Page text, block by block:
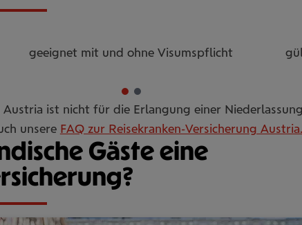
geeignet mit und ohne Visumspflicht
ist nicht für die Erlangung einer
unsere FAQ zur Reisekranken-Versicherung Austria.
Gäste eine